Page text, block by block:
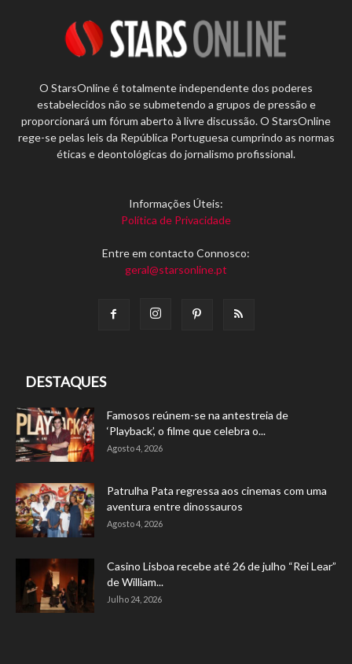
O StarsOnline é totalmente independente dos poderes
estabelecidos não se submetendo a grupos de pressão e
proporcionará um fórum aberto à livre discussão. O StarsOnline
rege-se pelas leis da República Portuguesa cumprindo as normas
éticas e deontológicas do jornalismo profissional.
Informações Úteis:
Política de Privacidade
Entre em contacto Connosco:
geral@starsonline.pt
DESTAQUES
Famosos reúnem-se na antestreia de
‘Playback’, o filme que celebra o...
Agosto 4, 2026
Patrulha Pata regressa aos cinemas com uma
aventura entre dinossauros
Agosto 4, 2026
Casino Lisboa recebe até 26 de julho “Rei Lear”
de William...
Julho 24, 2026